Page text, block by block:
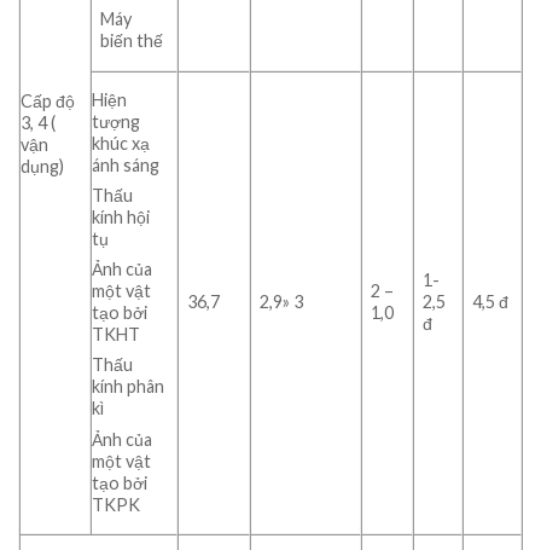
Cấp độ
3, 4 (
vận
dụng)
Máy
biến thế
Hiện
tượng
khúc xạ
ánh sáng
Thấu
kính hội
tụ
Ảnh của
một vật
tạo bởi
TKHT
Thấu
kính phân
kì
Ảnh của
một vật
tạo bởi
TKPK
36,7 2,9» 3
2 –
1,0
1-
2,5
đ
4,5 đ